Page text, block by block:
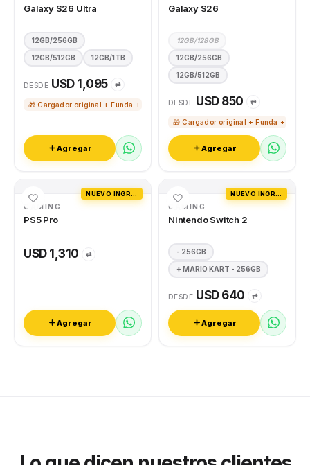
Galaxy S26 Ultra
12GB/256GB
12GB/512GB 12GB/1TB
DESDE USD 1,095 ⇄
🎁 Cargador original + Funda + Vidrio templado
Agregar
Galaxy S26
12GB/128GB
12GB/256GB
12GB/512GB
DESDE USD 850 ⇄
🎁 Cargador original + Funda +
Agregar
GAMING
PS5 Pro
USD 1,310 ⇄
Agregar
GAMING
Nintendo Switch 2
- 256GB
+ MARIO KART - 256GB
DESDE USD 640 ⇄
Agregar